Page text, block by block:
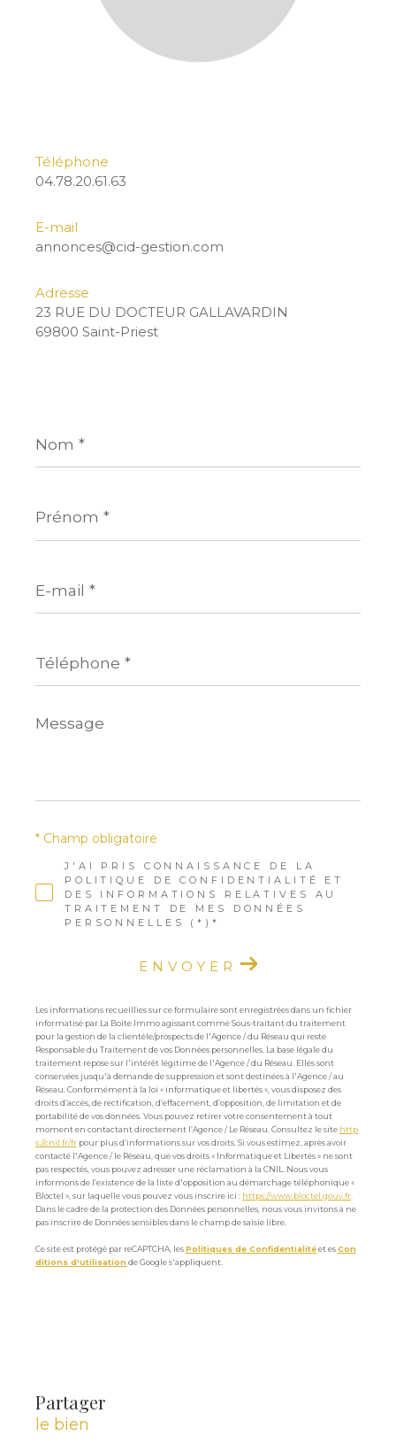
Téléphone
04.78.20.61.63
E-mail
annonces@cid-gestion.com
Adresse
23 RUE DU DOCTEUR GALLAVARDIN
69800 Saint-Priest
*
*
mail
*
*
Message
*
J'AI PRIS CONNAISSANCE DE LA
POLITIQUE DE CONFIDENTIALITÉ ET
DES INFORMATIONS RELATIVES AU
TRAITEMENT DE MES DONNÉES
PERSONNELLES (*)*
* Champ obligatoire
ENVOYER
Les informations recueillies sur ce formulaire sont enregistrées dans un fichier
informatisé par La Boite Immo agissant comme Sous-traitant du traitement
pour la gestion de la clientèle/prospects de l'Agence / du Réseau qui reste
Responsable du Traitement de vos Données personnelles. La base légale du
traitement repose sur l'intérêt légitime de l'Agence / du Réseau. Elles sont
conservées jusqu'à demande de suppression et sont destinées à l'Agence / au
Réseau. Conformément à la loi « informatique et libertés », vous disposez des
droits d’accès, de rectification, d’effacement, d’opposition, de limitation et de
portabilité de vos données. Vous pouvez retirer votre consentement à tout
moment en contactant directement l’Agence / Le Réseau. Consultez le site http
s://cnil.fr/fr pour plus d’informations sur vos droits. Si vous estimez, après avoir
contacté l'Agence / le Réseau, que vos droits « Informatique et Libertés » ne sont
pas respectés, vous pouvez adresser une réclamation à la CNIL. Nous vous
informons de l’existence de la liste d'opposition au démarchage téléphonique «
Bloctel », sur laquelle vous pouvez vous inscrire ici : https://www.bloctel.gouv.fr
Dans le cadre de la protection des Données personnelles, nous vous invitons à ne
pas inscrire de Données sensibles dans le champ de saisie libre.
Ce site est protégé par reCAPTCHA, lesPolitiques de Confidentialitéet esCon
ditions d'utilisation de Google s'appliquent.
partager
le bien